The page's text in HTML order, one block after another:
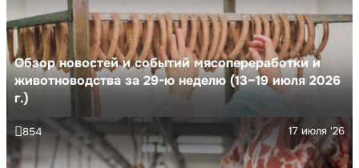
Обзор новостей и событий мясопереработки и
животноводства за 29-ю неделю (13–19 июля 2026
г.)
17 июля '26
854